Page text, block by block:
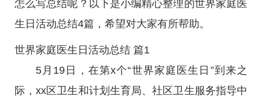
怎么写总结呢？以下是小编精心整理的世界家庭医
生日活动总结4篇，希望对大家有所帮助。
世界家庭医生日活动总结 篇1
5月19日，在第x个“世界家庭医生日”到来之
际，xx区卫生和计划生育局、社区卫生服务指导中